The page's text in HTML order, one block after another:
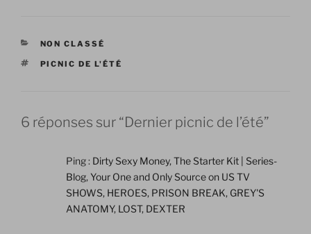
CATÉGORIES
NON CLASSÉ
ÉTIQUETTES
PICNIC DE L'ÉTÉ
6 réponses sur “Dernier picnic de l’été”
Ping : Dirty Sexy Money, The Starter Kit | Series-
Blog, Your One and Only Source on US TV
SHOWS, HEROES, PRISON BREAK, GREY'S
ANATOMY, LOST, DEXTER